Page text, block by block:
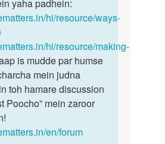
yaha padhein:
hi/resource/ways-
hi/resource/making-
is mudde par humse
mein judna
toh hamare discussion
Poocho” mein zaroor
en/forum